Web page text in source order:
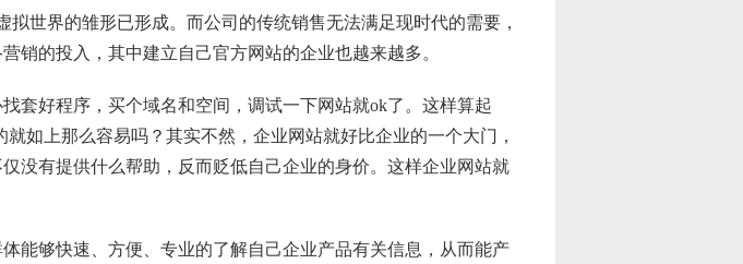
世界的雏形已形成。而公司的传统销售无法满足现时代的需要，
销的投入，其中建立自己官方网站的企业也越来越多。
套好程序，买个域名和空间，调试一下网站就ok了。这样算起
如上那么容易吗？其实不然，企业网站就好比企业的一个大门，
没有提供什么帮助，反而贬低自己企业的身价。这样企业网站就
能够快速、方便、专业的了解自己企业产品有关信息，从而能产